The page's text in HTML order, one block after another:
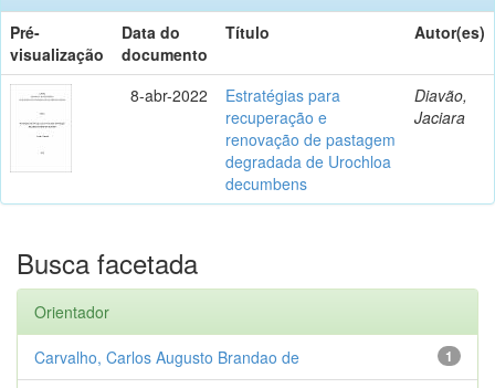
Pré-
visualização
Data do
documento
Título Autor(es)
8-abr-2022
Estratégias para
recuperação e
renovação de pastagem
degradada de Urochloa
decumbens
Diavão,
Jaciara
Busca facetada
Orientador
1
Carvalho, Carlos Augusto Brandao de